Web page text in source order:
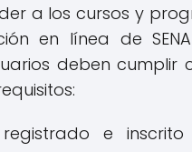
a los cursos y
en línea de
deben cumplir
registrado e